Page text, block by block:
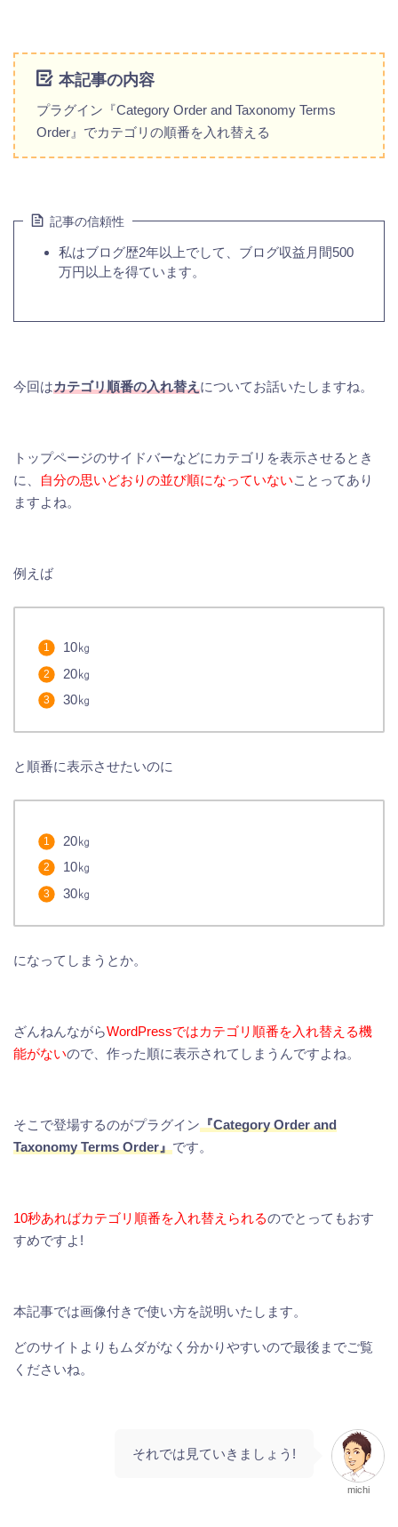
本記事の内容
プラグイン『Category Order and Taxonomy Terms
Order』でカテゴリの順番を入れ替える
記事の信頼性
私はブログ歴2年以上でして、ブログ収益月間500
万円以上を得ています。
今回はカテゴリ順番の入れ替えについてお話いたしますね。
トップページのサイドバーなどにカテゴリを表示させるとき
に、
自分の思いどおりの並び順になっていないことってあり
ますよね。
例えば
10㎏
20㎏
30㎏
と順番に表示させたいのに
20㎏
10㎏
30㎏
になってしまうとか。
ざんねんながらWordPressではカテゴリ順番を入れ替える機
能がないので、作った順に表示されてしまうんですよね。
そこで登場するのがプラグイン『Category Order and
Taxonomy Terms Order』です。
10秒あればカテゴリ順番を入れ替えられるのでとってもおす
すめですよ!
本記事では画像付きで使い方を説明いたします。
どのサイトよりもムダがなく分かりやすいので最後までご覧
くださいね。
それでは見ていきましょう!
michi